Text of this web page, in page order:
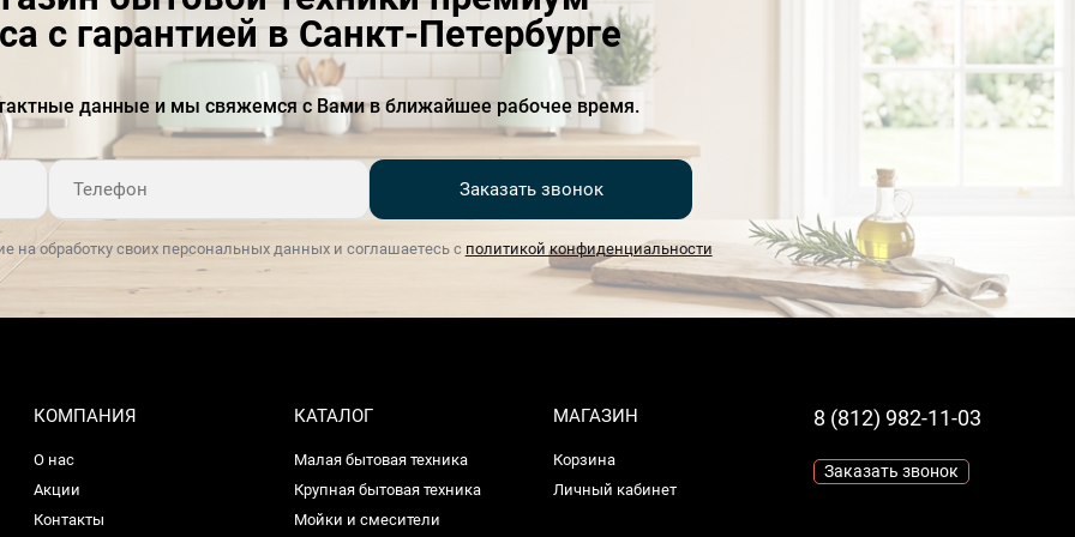
с гарантией в Санкт-Петербурге
данные и мы свяжемся с Вами в ближайшее рабочее время.
Заказать звонок
на обработку своих персональных данных и соглашаетесь с политикой конфиденциальности
КОМПАНИЯ
О нас
Акции
Контакты
КАТАЛОГ
Малая бытовая техника
Крупная бытовая техника
Мойки и смесители
МАГАЗИН
Корзина
Личный кабинет
8 (812) 982-11-03
Заказать звонок